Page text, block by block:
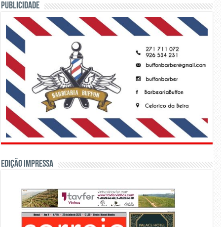
PUBLICIDADE
Edição Impressa